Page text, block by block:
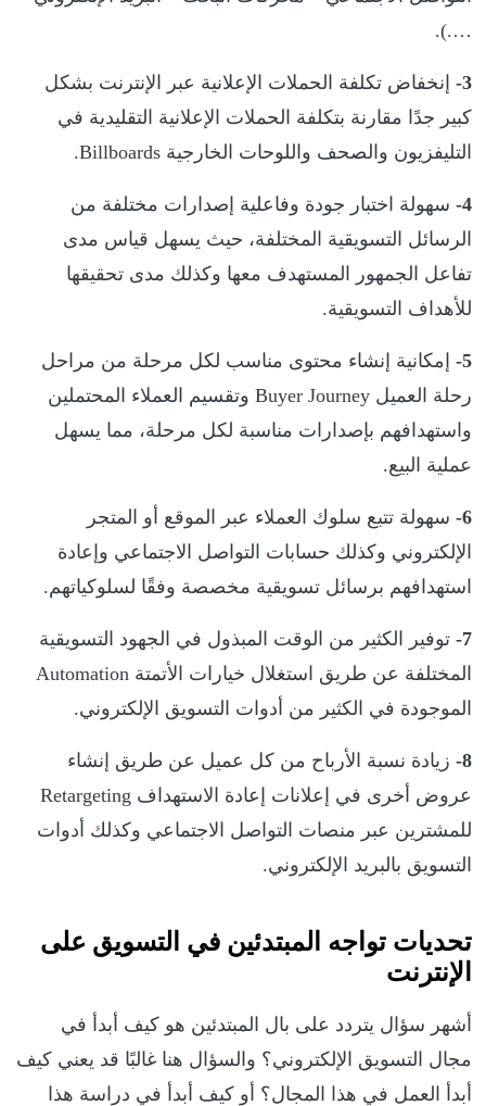
….).
3- إنخفاض تكلفة الحملات الإعلانية عبر الإنترنت بشكل
كبير جدًا مقارنة بتكلفة الحملات الإعلانية التقليدية في
التليفزيون والصحف واللوحات الخارجية Billboards.
4- سهولة اختبار جودة وفاعلية إصدارات مختلفة من
الرسائل التسويقية المختلفة، حيث يسهل قياس مدى
تفاعل الجمهور المستهدف معها وكذلك مدى تحقيقها
للأهداف التسويقية.
5- إمكانية إنشاء محتوى مناسب لكل مرحلة من مراحل
رحلة العميل Buyer Journey وتقسيم العملاء المحتملين
واستهدافهم بإصدارات مناسبة لكل مرحلة، مما يسهل
عملية البيع.
6- سهولة تتبع سلوك العملاء عبر الموقع أو المتجر
الإلكتروني وكذلك حسابات التواصل الاجتماعي وإعادة
استهدافهم برسائل تسويقية مخصصة وفقًا لسلوكياتهم.
7- توفير الكثير من الوقت المبذول في الجهود التسويقية
المختلفة عن طريق استغلال خيارات الأتمتة Automation
الموجودة في الكثير من أدوات التسويق الإلكتروني.
8- زيادة نسبة الأرباح من كل عميل عن طريق إنشاء
عروض أخرى في إعلانات إعادة الاستهداف Retargeting
للمشترين عبر منصات التواصل الاجتماعي وكذلك أدوات
التسويق بالبريد الإلكتروني.
تحديات تواجه المبتدئين في التسويق على
الإنترنت
أشهر سؤال يتردد على بال المبتدئين هو كيف أبدأ في
مجال التسويق الإلكتروني؟ والسؤال هنا غالبًا قد يعني كيف
أبدأ العمل في هذا المجال؟ أو كيف أبدأ في دراسة هذا